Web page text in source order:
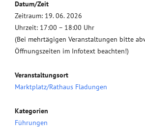
Datum/Zeit
Zeitraum: 19. 06. 2026
Uhrzeit: 17:00 – 18:00 Uhr
(Bei mehrtägigen Veranstaltungen bitte
Öffnungszeiten im Infotext beachten!)
Veranstaltungsort
Marktplatz/Rathaus Fladungen
Kategorien
Führungen